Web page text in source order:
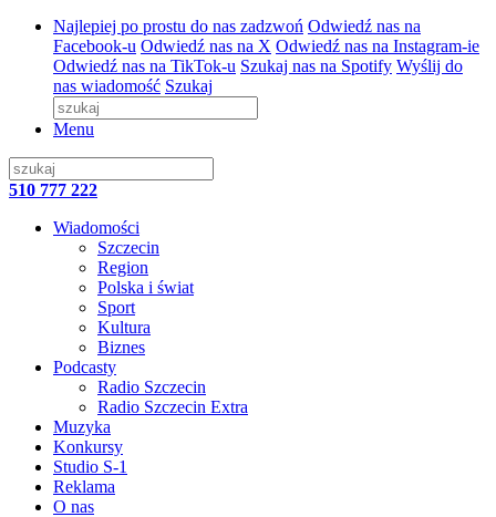
Najlepiej po prostu do nas zadzwoń Odwiedź nas na
Facebook-u Odwiedź nas na X Odwiedź nas na Instagram-ie
Odwiedź nas na TikTok-u Szukaj nas na Spotify Wyślij do
nas wiadomość Szukaj
Menu
510 777 222
Wiadomości
Szczecin
Region
Polska i świat
Sport
Kultura
Biznes
Podcasty
Radio Szczecin
Radio Szczecin Extra
Muzyka
Konkursy
Studio S-1
Reklama
O nas